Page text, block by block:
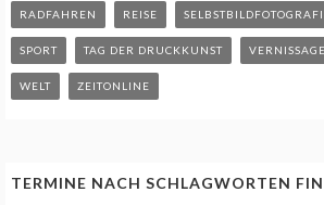
RADFAHREN REISE
SPORT TAG DER DRUCKKUNST VERNISSAGE
WELT ZEITONLINE
TERMINE NACH SCHLAGWORTEN